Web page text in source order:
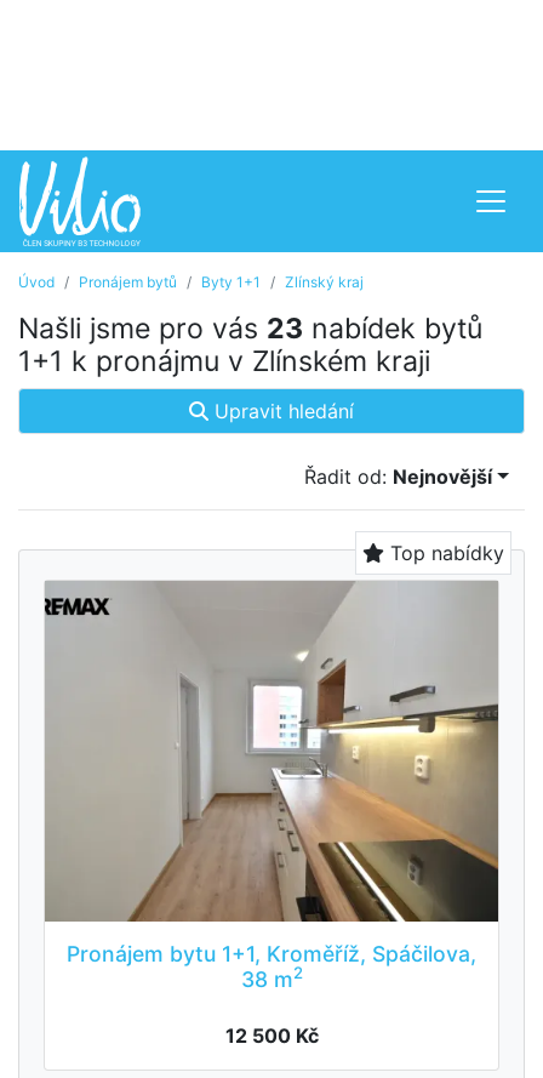
Úvod Pronájem bytů Byty 1+1 Zlínský kraj
Našli jsme pro vás 23 nabídek bytů
1+1 k pronájmu v Zlínském kraji
Upravit hledání
Řadit od: Nejnovější
Top nabídky
Pronájem bytu 1+1, Kroměříž, Spáčilova,
38 m2
12 500 Kč